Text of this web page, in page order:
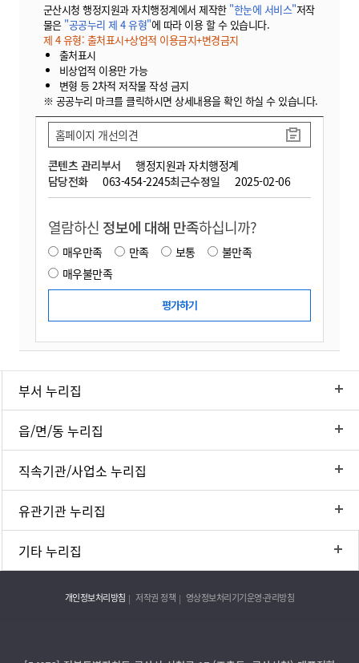
군산시청 행정지원과 자치행정계에서 제작한 "한눈에 서비스"저작
물은 "공공누리 제 4 유형"에 따라 이용 할 수 있습니다.
제 4 유형: 출처표시+상업적 이용금지+변경금지
출처표시
비상업적 이용만 가능
변형 등 2차적 저작물 작성 금지
※ 공공누리 마크를 클릭하시면 상세내용을 확인 하실 수 있습니다.
콘텐츠 관리부서
행정지원과 자치행정계
담당전화
063-454-2245최근수정일 2025-02-06
홈페이지 개선의견
열람하신 정보에 대해 만족하십니까?
매우만족 만족 보통
불만족
매우불만족
부서 누리집
읍/면/동 누리집
직속기관/사업소 누리집
유관기관 누리집
기타 누리집
개인정보처리방침 저작권 정책 영상정보처리기기운영·관리방침